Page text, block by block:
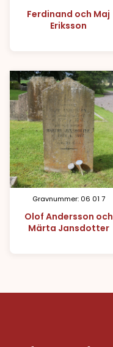
Ferdinand och Maj
Eriksson
Gravnummer: 06 01 7
Olof Andersson och
Märta Jansdotter